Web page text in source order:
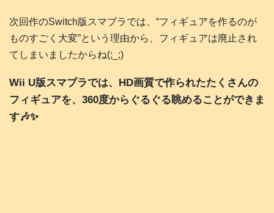
次回作のSwitch版スマブラでは、“フィギュアを作るのが
ものすごく大変”という理由から、フィギュアは廃止され
てしまいましたからね(;_;)
Wii U版スマブラでは、HD画質で作られたたくさんの
フィギュアを、360度からぐるぐる眺めることができま
す🎶✨